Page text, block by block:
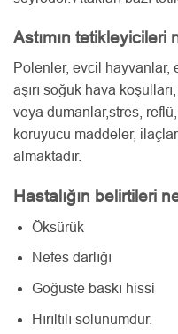
Astımın tetikleyicileri
Polenler, evcil hayvanlar,
aşırı soğuk hava
veya dumanlar,stres,
koruyucu maddeler,
almaktadır.
Hastalığın belirtileri
Öksürük
Nefes darlığı
Göğüste baskı hissi
Hırıltılı solunumdur.